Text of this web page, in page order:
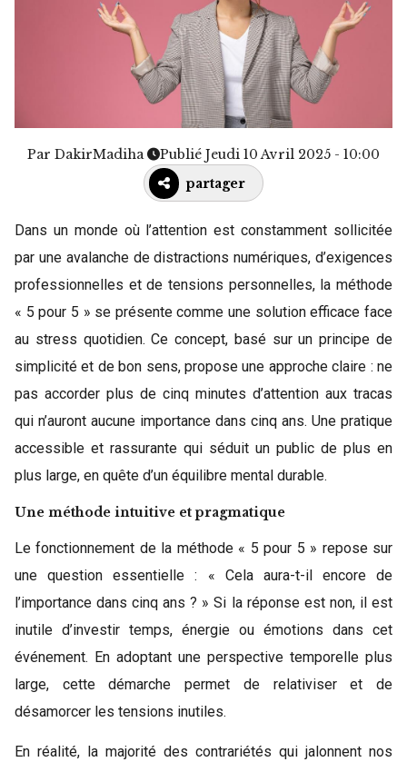
Par DakirMadiha
Publié Jeudi 10 Avril 2025 - 10:00
partager
Dans un monde où l’attention est constamment sollicitée
par une avalanche de distractions numériques, d’exigences
professionnelles et de tensions personnelles, la méthode
« 5 pour 5 » se présente comme une solution efficace face
au stress quotidien. Ce concept, basé sur un principe de
simplicité et de bon sens, propose une approche claire : ne
pas accorder plus de cinq minutes d’attention aux tracas
qui n’auront aucune importance dans cinq ans. Une pratique
accessible et rassurante qui séduit un public de plus en
plus large, en quête d’un équilibre mental durable.
Une méthode intuitive et pragmatique
Le fonctionnement de la méthode « 5 pour 5 » repose sur
une question essentielle : « Cela aura-t-il encore de
l’importance dans cinq ans ? » Si la réponse est non, il est
inutile d’investir temps, énergie ou émotions dans cet
événement. En adoptant une perspective temporelle plus
large, cette démarche permet de relativiser et de
désamorcer les tensions inutiles.
En réalité, la majorité des contrariétés qui jalonnent nos